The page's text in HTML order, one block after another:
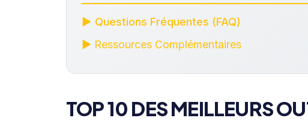
▶ Questions Fréquentes (FAQ)
▶ Ressources Complémentaires
TOP 10 DES MEILLEURS